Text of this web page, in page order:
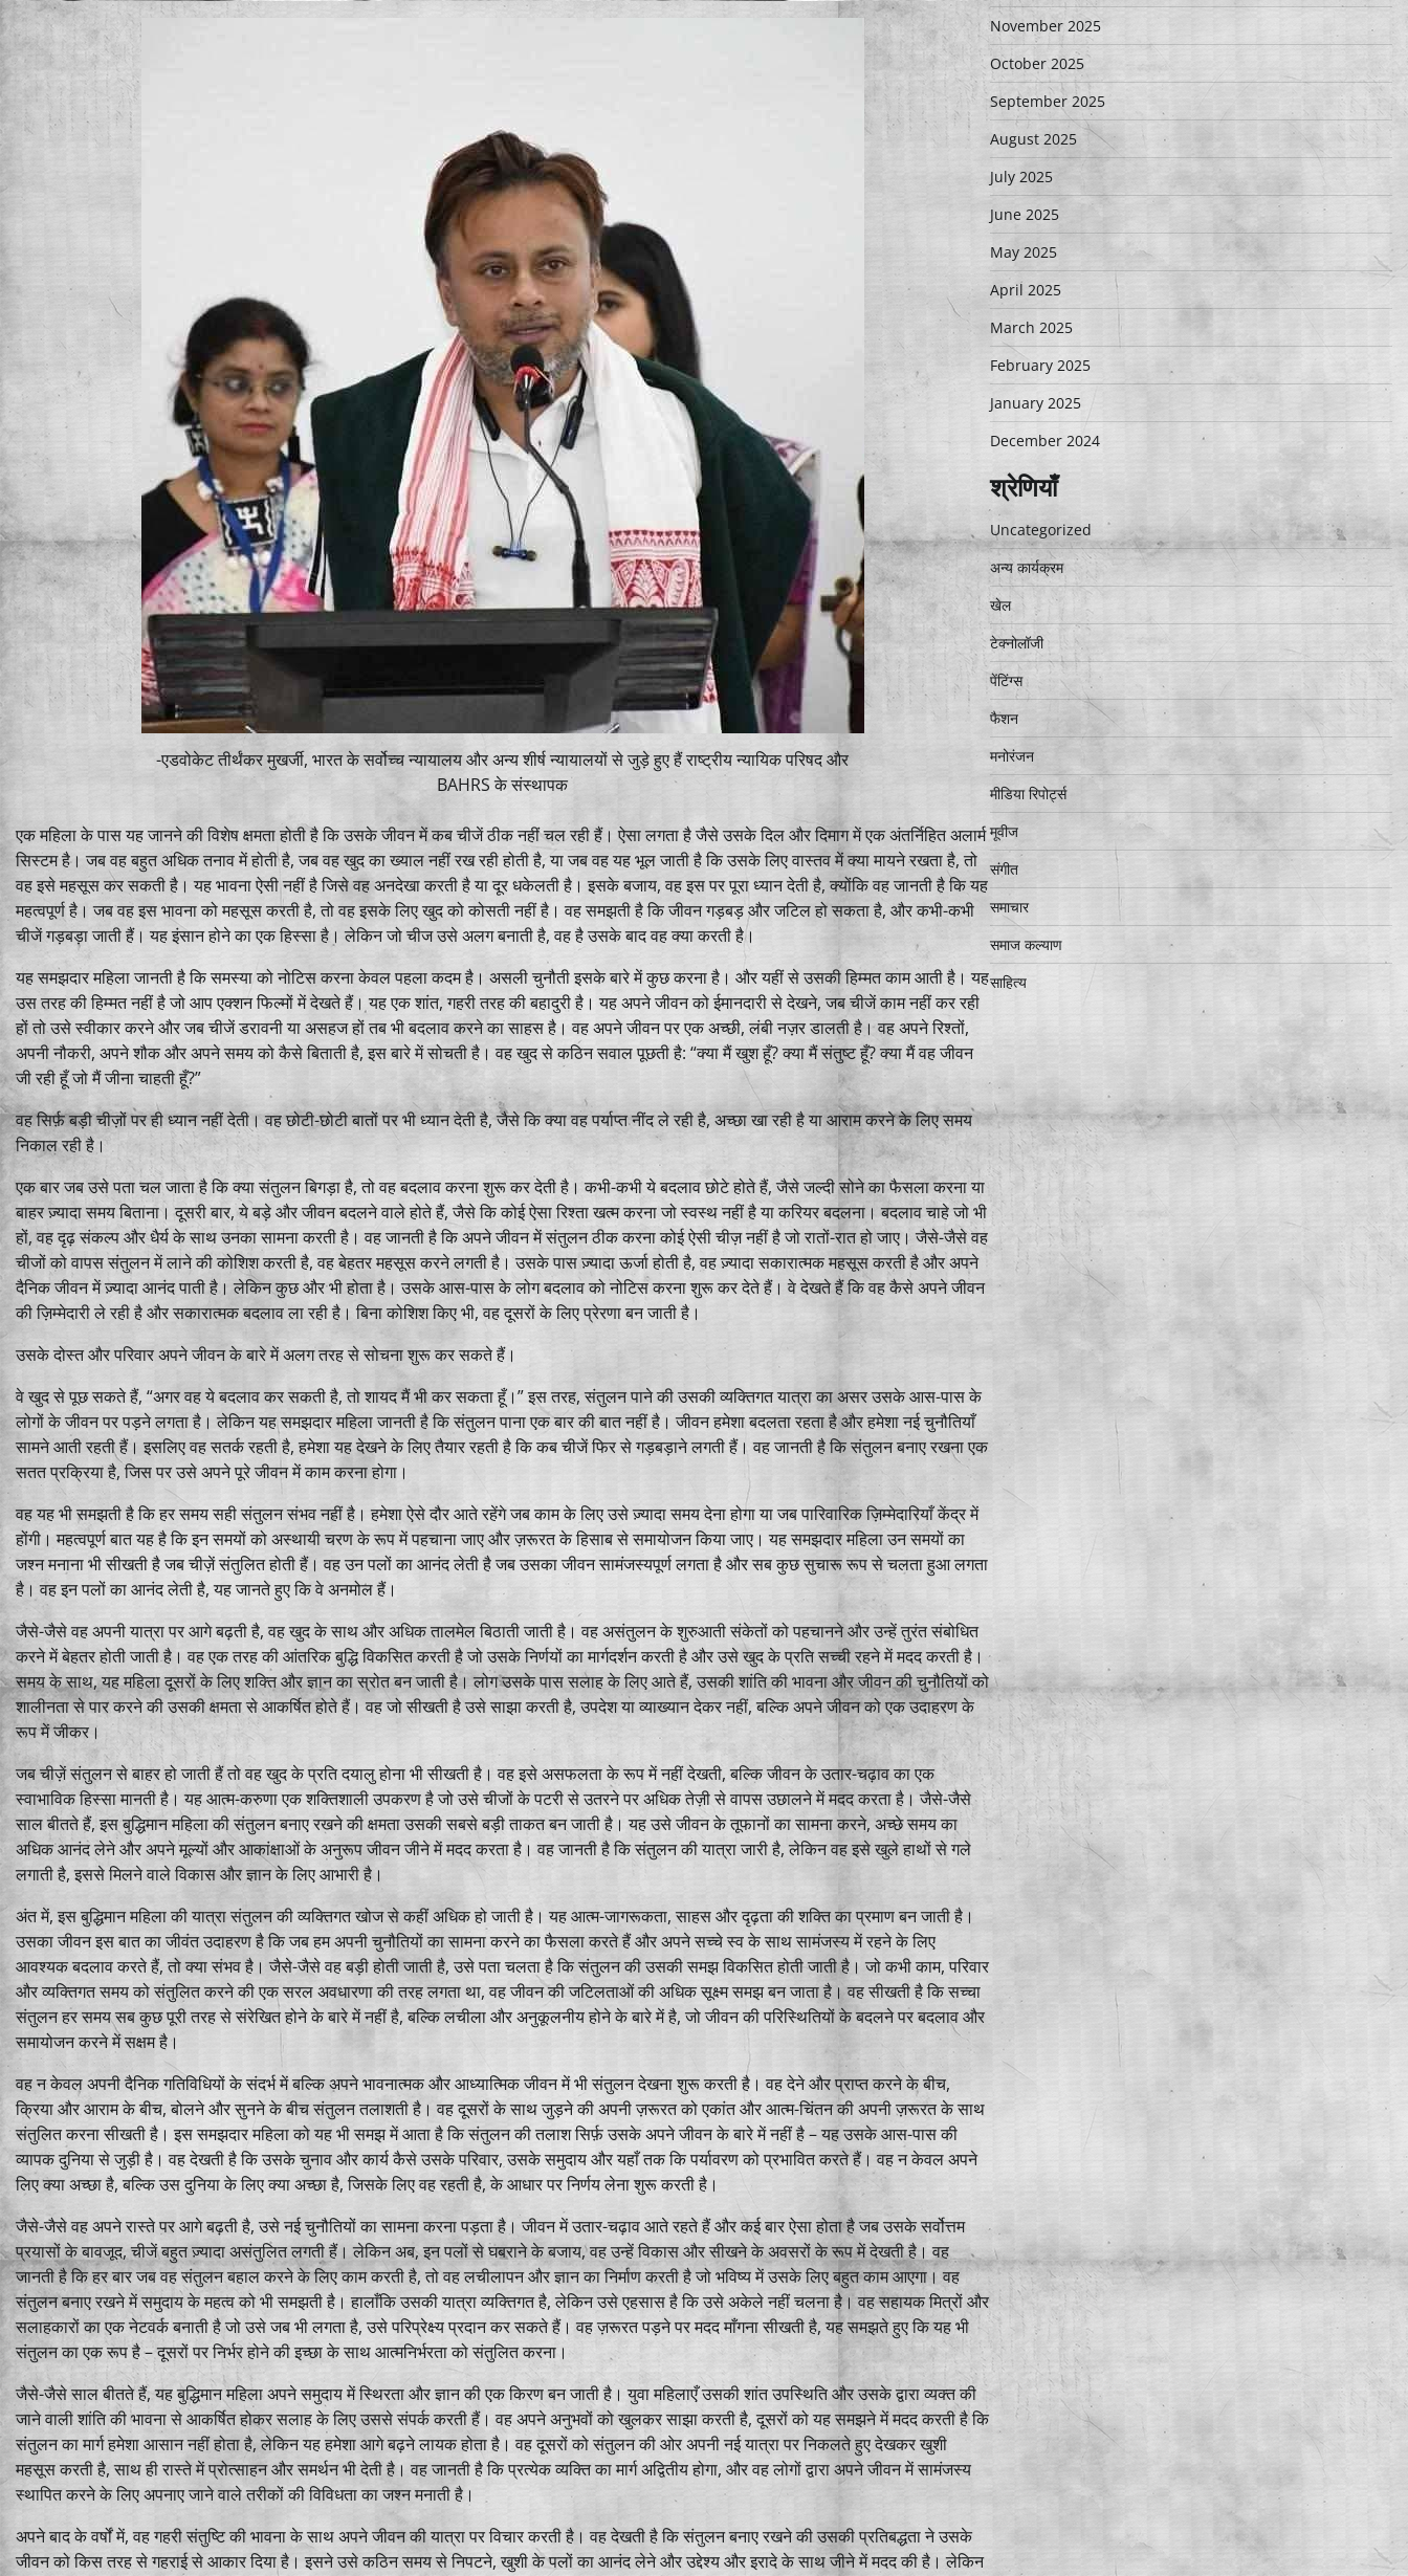
-एडवोकेट तीर्थंकर मुखर्जी, भारत के सर्वोच्च न्यायालय और अन्य शीर्ष न्यायालयों से जुड़े हुए हैं राष्ट्रीय न्यायिक परिषद और
BAHRS के संस्थापक
एक महिला के पास यह जानने की विशेष क्षमता होती है कि उसके जीवन में कब चीजें ठीक नहीं चल रही हैं। ऐसा लगता है जैसे उसके दिल और दिमाग में एक अंतर्निहित अलार्म
सिस्टम है। जब वह बहुत अधिक तनाव में होती है, जब वह खुद का ख्याल नहीं रख रही होती है, या जब वह यह भूल जाती है कि उसके लिए वास्तव में क्या मायने रखता है, तो
वह इसे महसूस कर सकती है। यह भावना ऐसी नहीं है जिसे वह अनदेखा करती है या दूर धकेलती है। इसके बजाय, वह इस पर पूरा ध्यान देती है, क्योंकि वह जानती है कि यह
महत्वपूर्ण है। जब वह इस भावना को महसूस करती है, तो वह इसके लिए खुद को कोसती नहीं है। वह समझती है कि जीवन गड़बड़ और जटिल हो सकता है, और कभी-कभी
चीजें गड़बड़ा जाती हैं। यह इंसान होने का एक हिस्सा है। लेकिन जो चीज उसे अलग बनाती है, वह है उसके बाद वह क्या करती है।
यह समझदार महिला जानती है कि समस्या को नोटिस करना केवल पहला कदम है। असली चुनौती इसके बारे में कुछ करना है। और यहीं से उसकी हिम्मत काम आती है। यह
उस तरह की हिम्मत नहीं है जो आप एक्शन फिल्मों में देखते हैं। यह एक शांत, गहरी तरह की बहादुरी है। यह अपने जीवन को ईमानदारी से देखने, जब चीजें काम नहीं कर रही
हों तो उसे स्वीकार करने और जब चीजें डरावनी या असहज हों तब भी बदलाव करने का साहस है। वह अपने जीवन पर एक अच्छी, लंबी नज़र डालती है। वह अपने रिश्तों,
अपनी नौकरी, अपने शौक और अपने समय को कैसे बिताती है, इस बारे में सोचती है। वह खुद से कठिन सवाल पूछती है: “क्या मैं खुश हूँ? क्या मैं संतुष्ट हूँ? क्या मैं वह जीवन
जी रही हूँ जो मैं जीना चाहती हूँ?”
वह सिर्फ़ बड़ी चीज़ों पर ही ध्यान नहीं देती। वह छोटी-छोटी बातों पर भी ध्यान देती है, जैसे कि क्या वह पर्याप्त नींद ले रही है, अच्छा खा रही है या आराम करने के लिए समय
निकाल रही है।
एक बार जब उसे पता चल जाता है कि क्या संतुलन बिगड़ा है, तो वह बदलाव करना शुरू कर देती है। कभी-कभी ये बदलाव छोटे होते हैं, जैसे जल्दी सोने का फैसला करना या
बाहर ज़्यादा समय बिताना। दूसरी बार, ये बड़े और जीवन बदलने वाले होते हैं, जैसे कि कोई ऐसा रिश्ता खत्म करना जो स्वस्थ नहीं है या करियर बदलना। बदलाव चाहे जो भी
हों, वह दृढ़ संकल्प और धैर्य के साथ उनका सामना करती है। वह जानती है कि अपने जीवन में संतुलन ठीक करना कोई ऐसी चीज़ नहीं है जो रातों-रात हो जाए। जैसे-जैसे वह
चीजों को वापस संतुलन में लाने की कोशिश करती है, वह बेहतर महसूस करने लगती है। उसके पास ज़्यादा ऊर्जा होती है, वह ज़्यादा सकारात्मक महसूस करती है और अपने
दैनिक जीवन में ज़्यादा आनंद पाती है। लेकिन कुछ और भी होता है। उसके आस-पास के लोग बदलाव को नोटिस करना शुरू कर देते हैं। वे देखते हैं कि वह कैसे अपने जीवन
की ज़िम्मेदारी ले रही है और सकारात्मक बदलाव ला रही है। बिना कोशिश किए भी, वह दूसरों के लिए प्रेरणा बन जाती है।
उसके दोस्त और परिवार अपने जीवन के बारे में अलग तरह से सोचना शुरू कर सकते हैं।
वे खुद से पूछ सकते हैं, “अगर वह ये बदलाव कर सकती है, तो शायद मैं भी कर सकता हूँ।” इस तरह, संतुलन पाने की उसकी व्यक्तिगत यात्रा का असर उसके आस-पास के
लोगों के जीवन पर पड़ने लगता है। लेकिन यह समझदार महिला जानती है कि संतुलन पाना एक बार की बात नहीं है। जीवन हमेशा बदलता रहता है और हमेशा नई चुनौतियाँ
सामने आती रहती हैं। इसलिए वह सतर्क रहती है, हमेशा यह देखने के लिए तैयार रहती है कि कब चीजें फिर से गड़बड़ाने लगती हैं। वह जानती है कि संतुलन बनाए रखना एक
सतत प्रक्रिया है, जिस पर उसे अपने पूरे जीवन में काम करना होगा।
वह यह भी समझती है कि हर समय सही संतुलन संभव नहीं है। हमेशा ऐसे दौर आते रहेंगे जब काम के लिए उसे ज़्यादा समय देना होगा या जब पारिवारिक ज़िम्मेदारियाँ केंद्र में
होंगी। महत्वपूर्ण बात यह है कि इन समयों को अस्थायी चरण के रूप में पहचाना जाए और ज़रूरत के हिसाब से समायोजन किया जाए। यह समझदार महिला उन समयों का
जश्न मनाना भी सीखती है जब चीज़ें संतुलित होती हैं। वह उन पलों का आनंद लेती है जब उसका जीवन सामंजस्यपूर्ण लगता है और सब कुछ सुचारू रूप से चलता हुआ लगता
है। वह इन पलों का आनंद लेती है, यह जानते हुए कि वे अनमोल हैं।
जैसे-जैसे वह अपनी यात्रा पर आगे बढ़ती है, वह खुद के साथ और अधिक तालमेल बिठाती जाती है। वह असंतुलन के शुरुआती संकेतों को पहचानने और उन्हें तुरंत संबोधित
करने में बेहतर होती जाती है। वह एक तरह की आंतरिक बुद्धि विकसित करती है जो उसके निर्णयों का मार्गदर्शन करती है और उसे खुद के प्रति सच्ची रहने में मदद करती है।
समय के साथ, यह महिला दूसरों के लिए शक्ति और ज्ञान का स्रोत बन जाती है। लोग उसके पास सलाह के लिए आते हैं, उसकी शांति की भावना और जीवन की चुनौतियों को
शालीनता से पार करने की उसकी क्षमता से आकर्षित होते हैं। वह जो सीखती है उसे साझा करती है, उपदेश या व्याख्यान देकर नहीं, बल्कि अपने जीवन को एक उदाहरण के
रूप में जीकर।
जब चीज़ें संतुलन से बाहर हो जाती हैं तो वह खुद के प्रति दयालु होना भी सीखती है। वह इसे असफलता के रूप में नहीं देखती, बल्कि जीवन के उतार-चढ़ाव का एक
स्वाभाविक हिस्सा मानती है। यह आत्म-करुणा एक शक्तिशाली उपकरण है जो उसे चीजों के पटरी से उतरने पर अधिक तेज़ी से वापस उछालने में मदद करता है। जैसे-जैसे
साल बीतते हैं, इस बुद्धिमान महिला की संतुलन बनाए रखने की क्षमता उसकी सबसे बड़ी ताकत बन जाती है। यह उसे जीवन के तूफानों का सामना करने, अच्छे समय का
अधिक आनंद लेने और अपने मूल्यों और आकांक्षाओं के अनुरूप जीवन जीने में मदद करता है। वह जानती है कि संतुलन की यात्रा जारी है, लेकिन वह इसे खुले हाथों से गले
लगाती है, इससे मिलने वाले विकास और ज्ञान के लिए आभारी है।
अंत में, इस बुद्धिमान महिला की यात्रा संतुलन की व्यक्तिगत खोज से कहीं अधिक हो जाती है। यह आत्म-जागरूकता, साहस और दृढ़ता की शक्ति का प्रमाण बन जाती है।
उसका जीवन इस बात का जीवंत उदाहरण है कि जब हम अपनी चुनौतियों का सामना करने का फैसला करते हैं और अपने सच्चे स्व के साथ सामंजस्य में रहने के लिए
आवश्यक बदलाव करते हैं, तो क्या संभव है। जैसे-जैसे वह बड़ी होती जाती है, उसे पता चलता है कि संतुलन की उसकी समझ विकसित होती जाती है। जो कभी काम, परिवार
और व्यक्तिगत समय को संतुलित करने की एक सरल अवधारणा की तरह लगता था, वह जीवन की जटिलताओं की अधिक सूक्ष्म समझ बन जाता है। वह सीखती है कि सच्चा
संतुलन हर समय सब कुछ पूरी तरह से संरेखित होने के बारे में नहीं है, बल्कि लचीला और अनुकूलनीय होने के बारे में है, जो जीवन की परिस्थितियों के बदलने पर बदलाव और
समायोजन करने में सक्षम है।
वह न केवल अपनी दैनिक गतिविधियों के संदर्भ में बल्कि अपने भावनात्मक और आध्यात्मिक जीवन में भी संतुलन देखना शुरू करती है। वह देने और प्राप्त करने के बीच,
क्रिया और आराम के बीच, बोलने और सुनने के बीच संतुलन तलाशती है। वह दूसरों के साथ जुड़ने की अपनी ज़रूरत को एकांत और आत्म-चिंतन की अपनी ज़रूरत के साथ
संतुलित करना सीखती है। इस समझदार महिला को यह भी समझ में आता है कि संतुलन की तलाश सिर्फ़ उसके अपने जीवन के बारे में नहीं है – यह उसके आस-पास की
व्यापक दुनिया से जुड़ी है। वह देखती है कि उसके चुनाव और कार्य कैसे उसके परिवार, उसके समुदाय और यहाँ तक कि पर्यावरण को प्रभावित करते हैं। वह न केवल अपने
लिए क्या अच्छा है, बल्कि उस दुनिया के लिए क्या अच्छा है, जिसके लिए वह रहती है, के आधार पर निर्णय लेना शुरू करती है।
जैसे-जैसे वह अपने रास्ते पर आगे बढ़ती है, उसे नई चुनौतियों का सामना करना पड़ता है। जीवन में उतार-चढ़ाव आते रहते हैं और कई बार ऐसा होता है जब उसके सर्वोत्तम
प्रयासों के बावजूद, चीजें बहुत ज़्यादा असंतुलित लगती हैं। लेकिन अब, इन पलों से घबराने के बजाय, वह उन्हें विकास और सीखने के अवसरों के रूप में देखती है। वह
जानती है कि हर बार जब वह संतुलन बहाल करने के लिए काम करती है, तो वह लचीलापन और ज्ञान का निर्माण करती है जो भविष्य में उसके लिए बहुत काम आएगा। वह
संतुलन बनाए रखने में समुदाय के महत्व को भी समझती है। हालाँकि उसकी यात्रा व्यक्तिगत है, लेकिन उसे एहसास है कि उसे अकेले नहीं चलना है। वह सहायक मित्रों और
सलाहकारों का एक नेटवर्क बनाती है जो उसे जब भी लगता है, उसे परिप्रेक्ष्य प्रदान कर सकते हैं। वह ज़रूरत पड़ने पर मदद माँगना सीखती है, यह समझते हुए कि यह भी
संतुलन का एक रूप है – दूसरों पर निर्भर होने की इच्छा के साथ आत्मनिर्भरता को संतुलित करना।
जैसे-जैसे साल बीतते हैं, यह बुद्धिमान महिला अपने समुदाय में स्थिरता और ज्ञान की एक किरण बन जाती है। युवा महिलाएँ उसकी शांत उपस्थिति और उसके द्वारा व्यक्त की
जाने वाली शांति की भावना से आकर्षित होकर सलाह के लिए उससे संपर्क करती हैं। वह अपने अनुभवों को खुलकर साझा करती है, दूसरों को यह समझने में मदद करती है कि
संतुलन का मार्ग हमेशा आसान नहीं होता है, लेकिन यह हमेशा आगे बढ़ने लायक होता है। वह दूसरों को संतुलन की ओर अपनी नई यात्रा पर निकलते हुए देखकर खुशी
महसूस करती है, साथ ही रास्ते में प्रोत्साहन और समर्थन भी देती है। वह जानती है कि प्रत्येक व्यक्ति का मार्ग अद्वितीय होगा, और वह लोगों द्वारा अपने जीवन में सामंजस्य
स्थापित करने के लिए अपनाए जाने वाले तरीकों की विविधता का जश्न मनाती है।
अपने बाद के वर्षों में, वह गहरी संतुष्टि की भावना के साथ अपने जीवन की यात्रा पर विचार करती है। वह देखती है कि संतुलन बनाए रखने की उसकी प्रतिबद्धता ने उसके
जीवन को किस तरह से गहराई से आकार दिया है। इसने उसे कठिन समय से निपटने, खुशी के पलों का आनंद लेने और उद्देश्य और इरादे के साथ जीने में मदद की है। लेकिन
November 2025
October 2025
September 2025
August 2025
July 2025
June 2025
May 2025
April 2025
March 2025
February 2025
January 2025
December 2024
श्रेणियाँ
Uncategorized
अन्य कार्यक्रम
खेल
टेक्नोलॉजी
पेंटिंग्स
फैशन
मनोरंजन
मीडिया रिपोर्ट्स
मूवीज
संगीत
समाचार
समाज कल्याण
साहित्य